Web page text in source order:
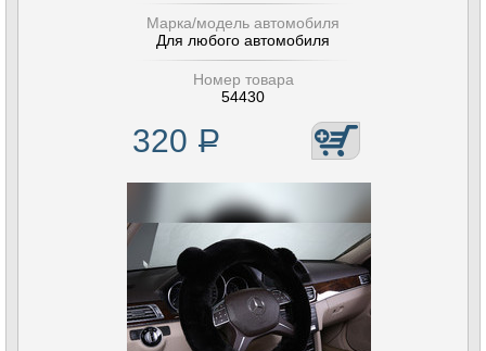
Марка/модель автомобиля
Для любого автомобиля
Номер товара
54430
320 Р